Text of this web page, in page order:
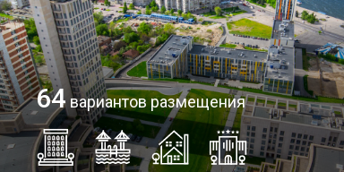
64 вариантов размещения